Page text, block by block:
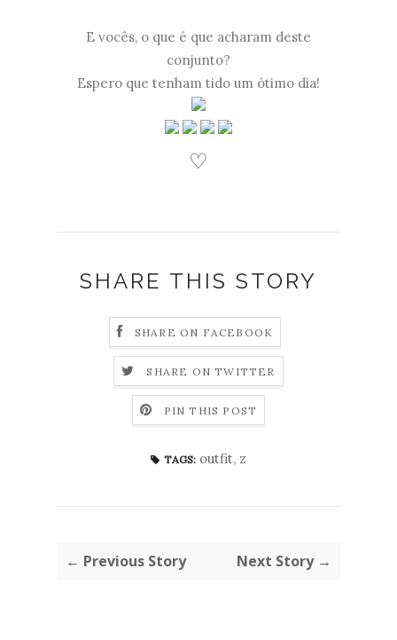
E vocês, o que é que acharam deste
conjunto?
Espero que tenham tido um ótimo dia!
♡
SHARE THIS STORY
SHARE ON FACEBOOK
SHARE ON TWITTER
PIN THIS POST
TAGS: outfit, z
← Previous Story Next Story →